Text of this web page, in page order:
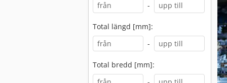
-
Total längd [mm]:
-
Total bredd [mm]: